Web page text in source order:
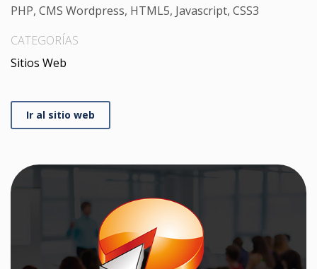
PHP, CMS Wordpress, HTML5, Javascript, CSS3
CATEGORÍAS
Sitios Web
Ir al sitio web